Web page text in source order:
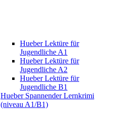
Hueber Lektüre für
Jugendliche A1
Hueber Lektüre für
Jugendliche A2
Hueber Lektüre für
Jugendliche B1
Hueber Spannender Lernkrimi
(niveau A1/B1)